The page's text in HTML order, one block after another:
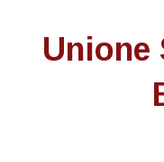
Unione